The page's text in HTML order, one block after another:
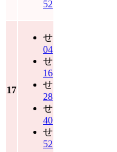
52
17
せ
04
せ
16
せ
28
せ
40
せ
52